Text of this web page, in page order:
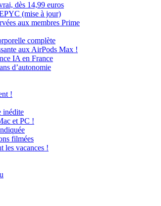
dès 14,99 euros
(mise à jour)
aux membres Prime
complète
aux AirPods Max !
IA en France
d’autonomie
!
inédite
et PC !
filmées
les vacances !